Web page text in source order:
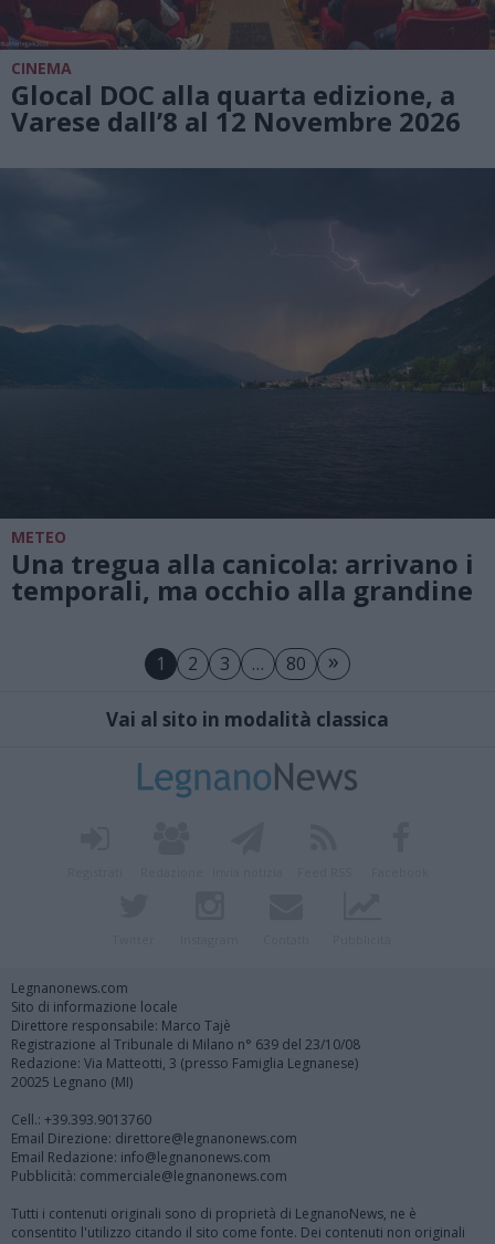
CINEMA
Glocal DOC alla quarta edizione, a
Varese dall’8 al 12 Novembre 2026
METEO
Una tregua alla canicola: arrivano i
temporali, ma occhio alla grandine
1 2 3 … 80 »
Vai al sito in modalità classica
Legnanonews.com
Sito di informazione locale
Direttore responsabile: Marco Tajè
Registrazione al Tribunale di Milano n° 639 del 23/10/08
Redazione: Via Matteotti, 3 (presso Famiglia Legnanese)
20025 Legnano (MI)
Cell.: +39.393.9013760
Email Direzione: direttore@legnanonews.com
Email Redazione: info@legnanonews.com
Pubblicità: commerciale@legnanonews.com
Tutti i contenuti originali sono di proprietà di LegnanoNews, ne è
consentito l'utilizzo citando il sito come fonte. Dei contenuti non originali